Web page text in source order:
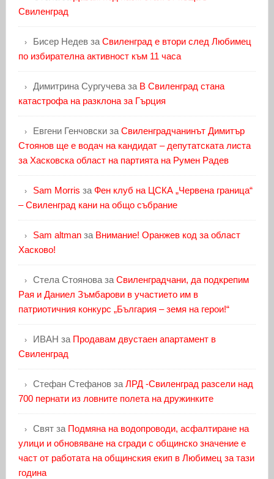
Свиленград
Бисер Недевза Свиленград е втори след Любимец
по избирателна активност към 11 часа
Димитрина Сургучеваза В Свиленград стана
катастрофа на разклона за Гърция
Евгени Генчовскиза Свиленградчанинът Димитър
Стоянов ще е водач на кандидат – депутатската листа
за Хасковска област на партията на Румен Радев
Sam Morris за Фен клуб на ЦСКА „Червена граница“
– Свиленград кани на общо събрание
Sam altmanза Внимание! Оранжев код за област
Хасково!
Стела Стояноваза Свиленградчани, да подкрепим
Рая и Даниел Зъмбарови в участието им в
патриотичния конкурс „България – земя на герои!“
ИВАН за Продавам двустаен апартамент в
Свиленград
Стефан Стефановза ЛРД -Свиленград разсели над
700 пернати из ловните полета на дружинките
Святза Подмяна на водопроводи, асфалтиране на
улици и обновяване на сгради с общинско значение е
част от работата на общинския екип в Любимец за тази
година